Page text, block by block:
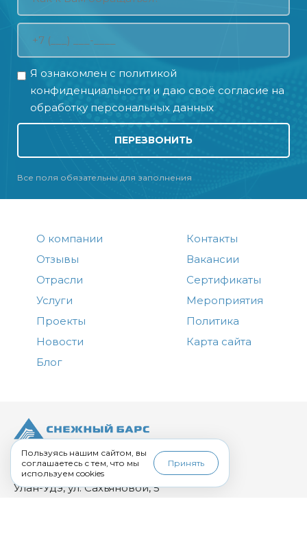
Я ознакомлен с политикой
конфиденциальности и даю своё согласие на
обработку персональных данных
ПЕРЕЗВОНИТЬ
Все поля обязательны для заполнения
О компании
Отзывы
Отрасли
Услуги
Проекты
Новости
Блог
Контакты
Вакансии
Сертификаты
Мероприятия
Политика
Карта сайта
+7 (3012) 43-00-00
corp.uu@sbars.ru
Улан-Удэ, ул. Сахьяновой, 5
Пользуясь нашим сайтом, вы
соглашаетесь с тем, что мы
используем cookies
Принять